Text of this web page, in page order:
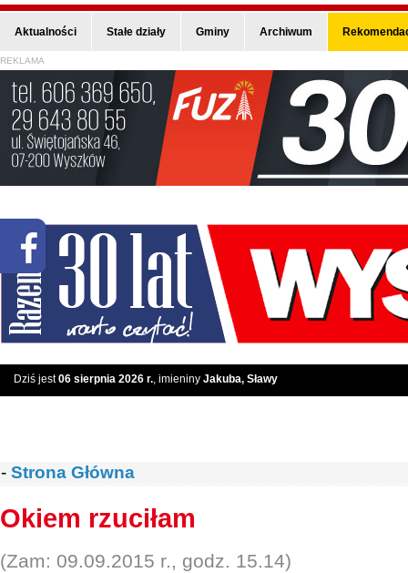
Aktualności Stałe działy Gminy Archiwum
REKLAMA
Dziś jest06 sierpnia 2026 r., imieniny Jakuba, Sławy
- Strona Główna
Okiem rzuciłam
(Zam: 09.09.2015 r., godz. 15.14)